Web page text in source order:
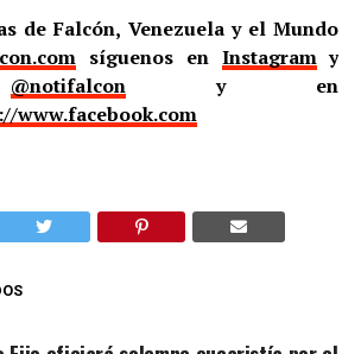
de Falcón, Venezuela y el Mundo
síguenos en Instagramy
@notifalcony en
www.facebook.com